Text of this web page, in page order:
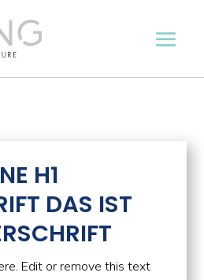
H1
DAS IST
Edit or remove this text